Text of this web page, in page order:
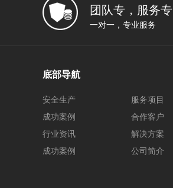
团队专，服务专
一对一，专业服务
底部导航
安全生产
服务项目
成功案例
合作客户
行业资讯
解决方案
成功案例
公司简介